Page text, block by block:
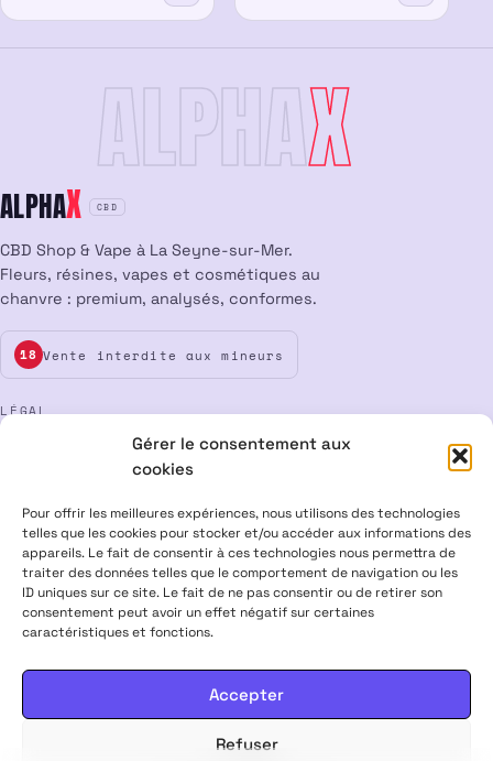
Gérer le consentement aux
cookies
Pour offrir les meilleures expériences, nous utilisons des technologies
telles que les cookies pour stocker et/ou accéder aux informations des
appareils. Le fait de consentir à ces technologies nous permettra de
traiter des données telles que le comportement de navigation ou les
ID uniques sur ce site. Le fait de ne pas consentir ou de retirer son
consentement peut avoir un effet négatif sur certaines
caractéristiques et fonctions.
Accepter
Refuser
ALPHAX
ALPHAX CBD
CBD Shop & Vape à La Seyne-sur-Mer.
Fleurs, résines, vapes et cosmétiques au
chanvre : premium, analysés, conformes.
18 Vente interdite aux mineurs
LÉGAL
CGV Confidentialité
Cookies
ALPHA X CBD Shop © 2026 · Tous droits réservés
Visa
Mastercard CB
PRODUITS CONTENANT MOINS DE 0,3 % DE THC, CONFORMES À LA
INTERDITS AUX FEMMES ENCEINTES & ALLAITANTES · NE PAS
CONDUIRE APRÈS USAGE · VENTE INTERDITE AUX MINEURS